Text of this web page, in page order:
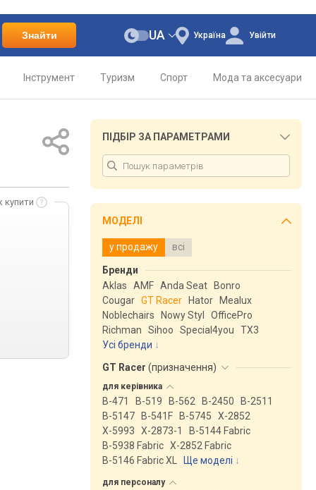
Знайти Україна
UA Увійти
Інструмент Туризм Спорт Мода та аксесуари
купити
ПІДБІР ЗА ПАРАМЕТРАМИ
МОДЕЛІ
у продажу всі
Бренди
Aklas
AMF Anda Seat
Bonro
Cougar GT Racer Hator
Mealux
Noblechairs
Nowy Styl
OfficePro
Richman
Sihoo Special4you
ТX3
Усі бренди
GT Racer (призначення)
для керівника
B-471 B-519 B-562 B-2450
B-2511
B-5147
B-541F B-5745
X-2852
X-5993
X-2873-1
B-5144 Fabric
B-5938 Fabric X-2852 Fabric
B-5146 Fabric XL
Ще моделі ↓
для персоналу